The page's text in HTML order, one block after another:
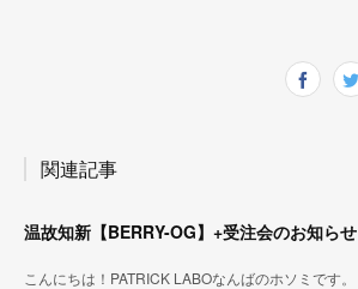
関連記事
温故知新【BERRY-OG】+受注会のお知らせ
こんにちは！PATRICK LABOなんばのホソミです。